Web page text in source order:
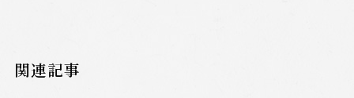
関連記事